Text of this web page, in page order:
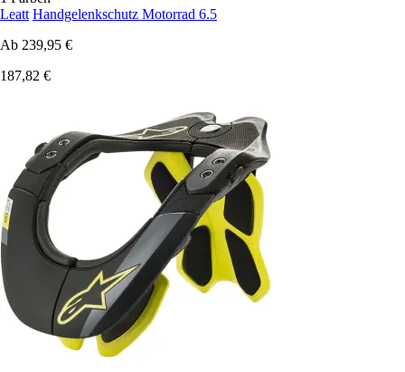
Leatt Handgelenkschutz Motorrad 6.5
Ab 239,95 €
187,82 €